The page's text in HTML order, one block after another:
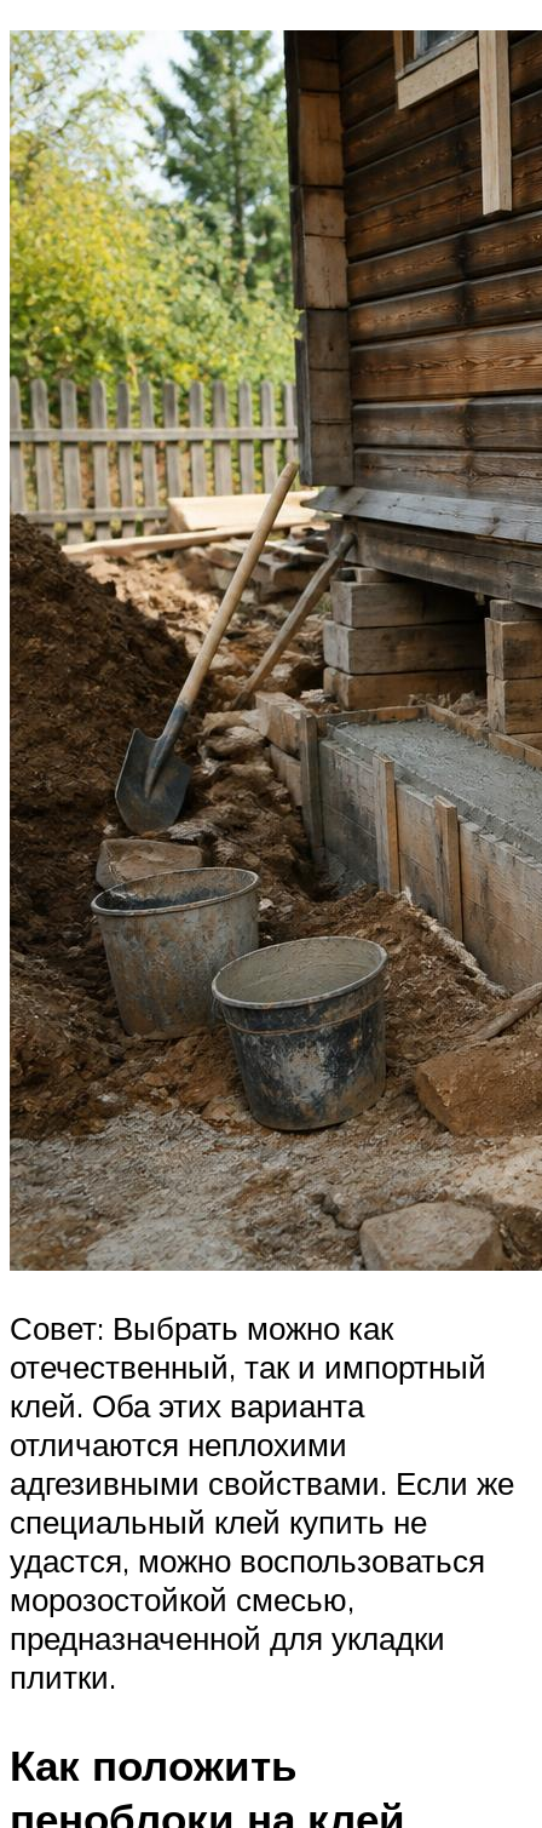
Совет: Выбрать можно как
отечественный, так и импортный
клей. Оба этих варианта
отличаются неплохими
адгезивными свойствами. Если же
специальный клей купить не
удастся, можно воспользоваться
морозостойкой смесью,
предназначенной для укладки
плитки.
Как положить